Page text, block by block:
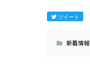
ツイート
新着情報